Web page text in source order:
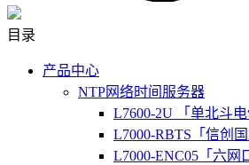
目录
产品中心
NTP网络时间服务器
L7600-2U 「单北斗
L7000-RBTS「信创国
L7000-ENC05「六网